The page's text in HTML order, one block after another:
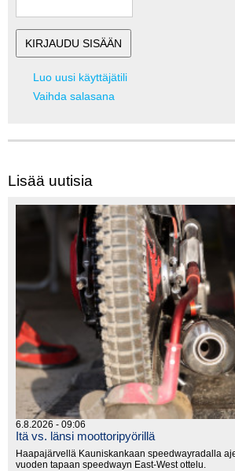
Luo uusi käyttäjätili
Vaihda salasana
Lisää uutisia
6.8.2026 - 09:06
Itä vs. länsi moottoripyörillä
Haapajärvellä Kauniskankaan speedwayradalla
vuoden tapaan speedwayn East-West ottelu.